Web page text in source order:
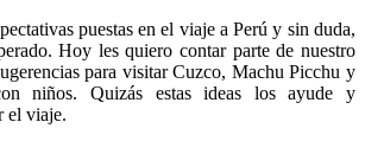
puestas en el viaje a Perú y sin duda,
Hoy les quiero contar parte de nuestro
para visitar Cuzco, Machu Picchu y
niños. Quizás estas ideas los ayude y
el viaje.